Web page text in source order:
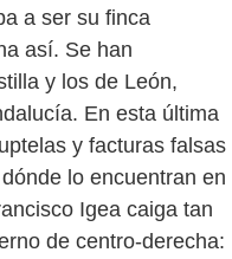
a ser su finca
así. Se han
y los de León,
En esta última
y facturas falsas
lo encuentran en
Igea caiga tan
de centro-derecha: